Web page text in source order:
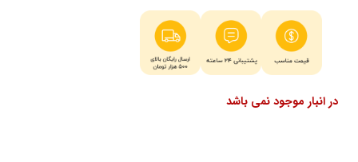
در انبار موجود نمی باشد